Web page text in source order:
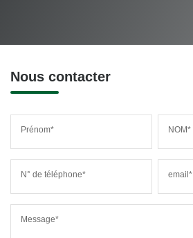
Nous contacter
Prénom* NOM*
N° de téléphone* email*
Message*